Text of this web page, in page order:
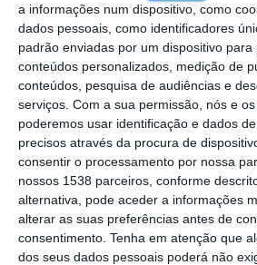
a informações num dispositivo, como
dados pessoais, como identificadores
padrão enviadas por um dispositivo para
conteúdos personalizados, medição de
conteúdos, pesquisa de audiências e
serviços. Com a sua permissão, nós e
poderemos usar identificação e dados
precisos através da procura de
consentir o processamento por nossa
nossos 1538 parceiros, conforme
alternativa, pode aceder a informações
alterar as suas preferências antes de
consentimento. Tenha em atenção que
dos seus dados pessoais poderá não
A porta-voz do PAN, Inês
anunciou hoje que o partido
parlamento um referendo
das touradas em Portugal,
europeias de 09 de junho.